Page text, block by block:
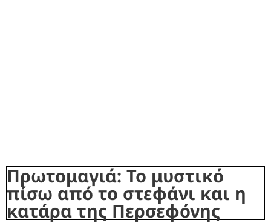
Πρωτομαγιά: Το μυστικό
πίσω από το στεφάνι και η
κατάρα της Περσεφόνης